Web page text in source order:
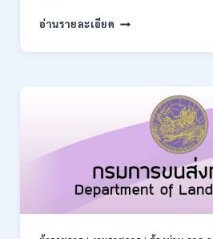
10
21
2569
อ่านรายละเอียด สำนักงาน
ปฏิรูป
เพื่อ
เกษตรกรรม
เปิด
สมัคร
บุคคล
เพื่อ
เป็น